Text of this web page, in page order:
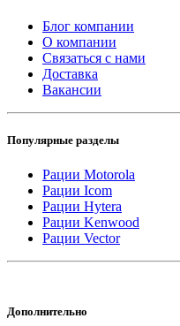
Блог компании
О компании
Связаться с нами
Доставка
Вакансии
Популярные разделы
Рации Motorola
Рации Icom
Рации Hytera
Рации Kenwood
Рации Vector
Дополнительно